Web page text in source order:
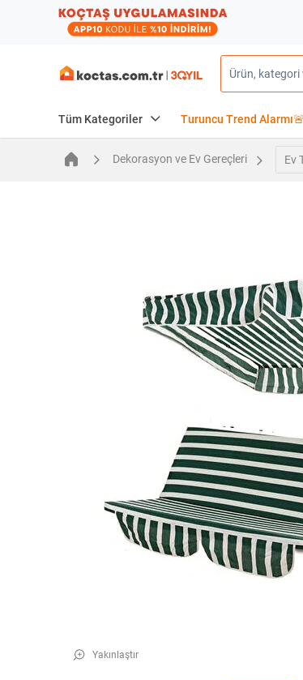
Tüm Kategoriler Turuncu Trend Alarmı🚨
Dekorasyon ve Ev Gereçleri Ev
Yakınlaştır